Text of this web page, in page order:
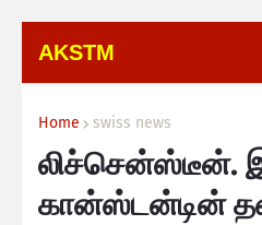
AKSTM
Home swiss news
லிச்சென்ஸ்டீன்.
கான்ஸ்டன்டின்